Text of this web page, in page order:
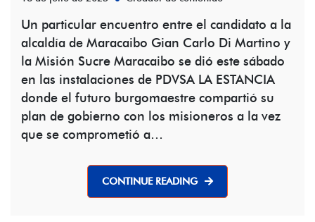
Un particular encuentro entre el candidato a la
alcaldía de Maracaibo Gian Carlo Di Martino y
la Misión Sucre Maracaibo se dió este sábado
en las instalaciones de PDVSA LA ESTANCIA
donde el futuro burgomaestre compartió su
plan de gobierno con los misioneros a la vez
que se comprometió a…
CONTINUE READING